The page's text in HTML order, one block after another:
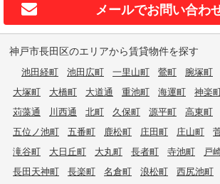
メールでお問い合わ
神戸市長田区のエリアから賃貸物件を探す
池田経町 池田広町 一里山町 鶯町 腕塚町
大塚町
大橋町 大道通 重池町 海運町 神楽
苅藻通
川西通 北町 久保町 源平町 高東町
五位ノ池町
五番町 鹿松町 庄田町 庄山町
滝谷町
大日丘町 大丸町 長者町 寺池町 戸
長田天神町
長楽町 名倉町 浪松町 西尻池町